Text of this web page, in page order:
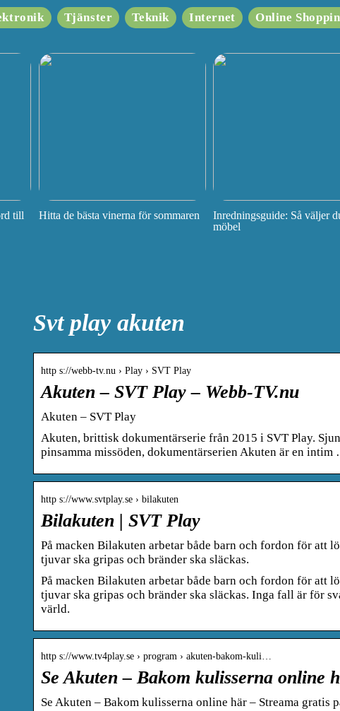
Tjänster Teknik Internet Online
till
Hitta de bästa vinerna för sommaren
Inredningsguide: Så väljer
möbel
Svt play akuten
http s://webb-tv.nu › Play › SVT Play
Akuten – SVT Play – Webb-TV.nu
Akuten – SVT Play
Akuten, brittisk dokumentärserie från 2015 i SVT Play.
pinsamma missöden, dokumentärserien Akuten är en intim
http s://www.svtplay.se › bilakuten
Bilakuten | SVT Play
På macken Bilakuten arbetar både barn och fordon för att
tjuvar ska gripas och bränder ska släckas.
På macken Bilakuten arbetar både barn och fordon för att
tjuvar ska gripas och bränder ska släckas. Inga fall är för
värld.
http s://www.tv4play.se › program › akuten-bakom-kuli…
Se Akuten – Bakom kulisserna online
Se Akuten – Bakom kulisserna online här – Streama gratis